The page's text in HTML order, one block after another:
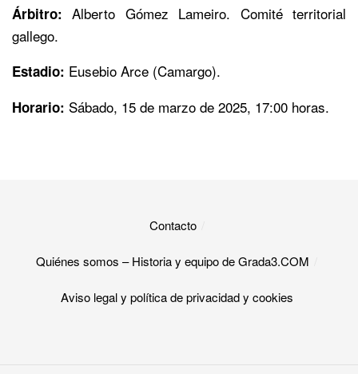
Árbitro:Alberto Gómez Lameiro. Comité territorial
gallego.
Estadio: Eusebio Arce (Camargo).
Horario: Sábado, 15 de marzo de 2025, 17:00 horas.
Contacto
Quiénes somos – Historia y equipo de Grada3.COM
Aviso legal y política de privacidad y cookies​